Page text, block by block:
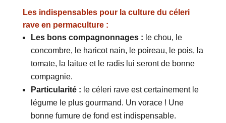
Les indispensables pour la culture du céleri
rave en permaculture :
Les bons compagnonnages : le chou, le
concombre, le haricot nain, le poireau, le pois, la
tomate, la laitue et le radis lui seront de bonne
compagnie.
Particularité : le céleri rave est certainement le
légume le plus gourmand. Un vorace ! Une
bonne fumure de fond est indispensable.